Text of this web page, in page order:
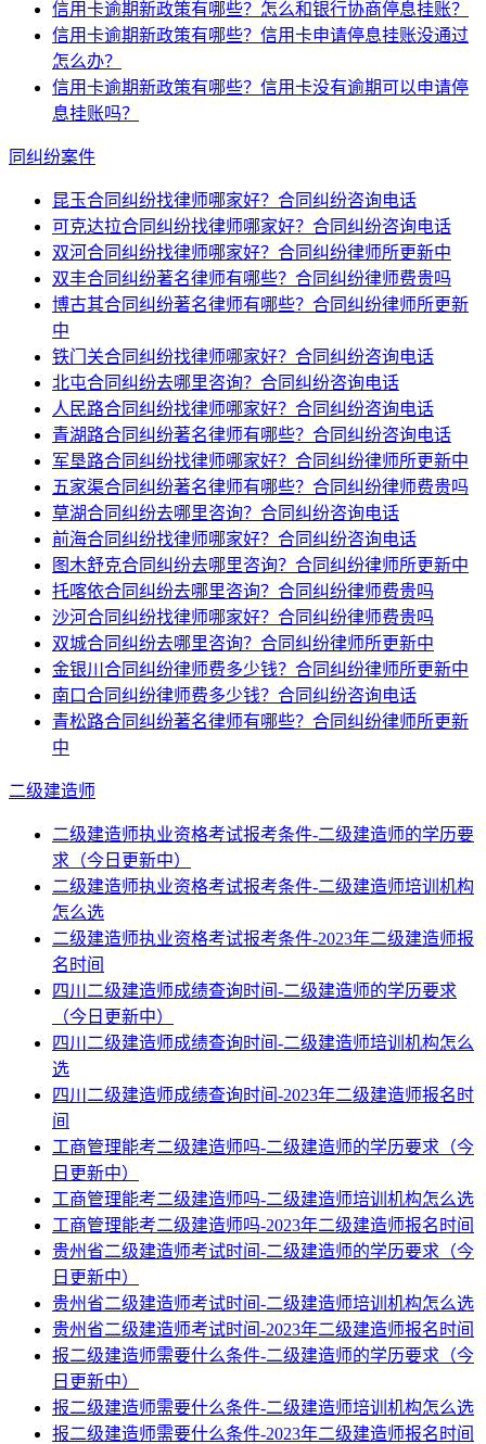
信用卡逾期新政策有哪些？怎么和银行协商停息挂账？
信用卡逾期新政策有哪些？信用卡申请停息挂账没通过
怎么办？
信用卡逾期新政策有哪些？信用卡没有逾期可以申请停
息挂账吗？
同纠纷案件
昆玉合同纠纷找律师哪家好？合同纠纷咨询电话
可克达拉合同纠纷找律师哪家好？合同纠纷咨询电话
双河合同纠纷找律师哪家好？合同纠纷律师所更新中
双丰合同纠纷著名律师有哪些？合同纠纷律师费贵吗
博古其合同纠纷著名律师有哪些？合同纠纷律师所更新
中
铁门关合同纠纷找律师哪家好？合同纠纷咨询电话
北屯合同纠纷去哪里咨询？合同纠纷咨询电话
人民路合同纠纷找律师哪家好？合同纠纷咨询电话
青湖路合同纠纷著名律师有哪些？合同纠纷咨询电话
军垦路合同纠纷找律师哪家好？合同纠纷律师所更新中
五家渠合同纠纷著名律师有哪些？合同纠纷律师费贵吗
草湖合同纠纷去哪里咨询？合同纠纷咨询电话
前海合同纠纷找律师哪家好？合同纠纷咨询电话
图木舒克合同纠纷去哪里咨询？合同纠纷律师所更新中
托喀依合同纠纷去哪里咨询？合同纠纷律师费贵吗
沙河合同纠纷找律师哪家好？合同纠纷律师费贵吗
双城合同纠纷去哪里咨询？合同纠纷律师所更新中
金银川合同纠纷律师费多少钱？合同纠纷律师所更新中
南口合同纠纷律师费多少钱？合同纠纷咨询电话
青松路合同纠纷著名律师有哪些？合同纠纷律师所更新
中
二级建造师
二级建造师执业资格考试报考条件-二级建造师的学历要
求（今日更新中）
二级建造师执业资格考试报考条件-二级建造师培训机构
怎么选
二级建造师执业资格考试报考条件-2023年二级建造师报
名时间
四川二级建造师成绩查询时间-二级建造师的学历要求
（今日更新中）
四川二级建造师成绩查询时间-二级建造师培训机构怎么
选
四川二级建造师成绩查询时间-2023年二级建造师报名时
间
工商管理能考二级建造师吗-二级建造师的学历要求（今
日更新中）
工商管理能考二级建造师吗-二级建造师培训机构怎么选
工商管理能考二级建造师吗-2023年二级建造师报名时间
贵州省二级建造师考试时间-二级建造师的学历要求（今
日更新中）
贵州省二级建造师考试时间-二级建造师培训机构怎么选
贵州省二级建造师考试时间-2023年二级建造师报名时间
报二级建造师需要什么条件-二级建造师的学历要求（今
日更新中）
报二级建造师需要什么条件-二级建造师培训机构怎么选
报二级建造师需要什么条件-2023年二级建造师报名时间